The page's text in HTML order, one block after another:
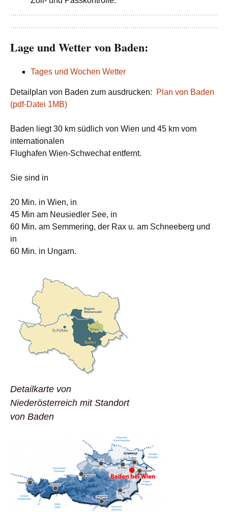
Lage und Wetter von Baden:
Tages und Wochen Wetter
Detailplan von Baden zum ausdrucken:
Plan von Baden
(pdf-Datei 1MB)
Baden liegt 30 km südlich von Wien und 45 km vom
internationalen
Flughafen Wien-Schwechat entfernt.
Sie sind in
20 Min. in Wien, in
45 Min am Neusiedler See, in
60 Min. am Semmering, der Rax u. am Schneeberg und
in
60 Min. in Ungarn.
Detailkarte von
Niederösterreich mit Standort
von Baden